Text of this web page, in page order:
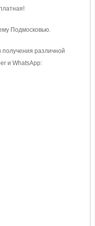
Подмосковью.
получения различной
и WhatsApp: